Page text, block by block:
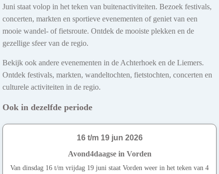
Juni staat volop in het teken van buitenactiviteiten. Bezoek festivals,
concerten, markten en sportieve evenementen of geniet van een
mooie wandel- of fietsroute. Ontdek de mooiste plekken en de
gezellige sfeer van de regio.
Bekijk ook andere evenementen in de Achterhoek en de Liemers.
Ontdek festivals, markten, wandeltochten, fietstochten, concerten en
culturele activiteiten in de regio.
Ook in dezelfde periode
16 t/m 19 jun 2026
Avond4daagse in Vorden
Van dinsdag 16 t/m vrijdag 19 juni staat Vorden weer in het teken van 4